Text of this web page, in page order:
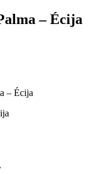
– Écija
– Écija